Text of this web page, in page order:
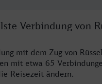
Verbindung von
mit dem Zug von
mit etwa 65
Reisezeit ändern.